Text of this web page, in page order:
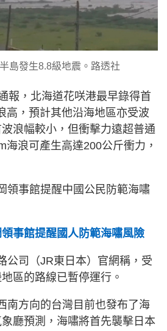
島發生8.8級地震。路透社
報，北海道花咲港最早錄得首
高，預計其他沿海地區亦受波
浪幅較小，但衝擊力遠超普通
海浪可產生高達‌200公斤衝力，
領事館提醒中國公民防範海嘯
事館提醒國人防範海嘯風險
公司（JR東日本）官網稱，受
區的路線已暫停運行。
南方向的台灣目前也發布了海
廳預測，海嘯將首先襲擊日本